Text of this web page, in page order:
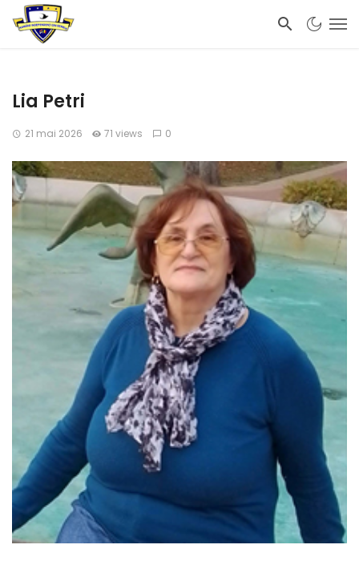
Lia Petri
21 mai 2026 71 views 0